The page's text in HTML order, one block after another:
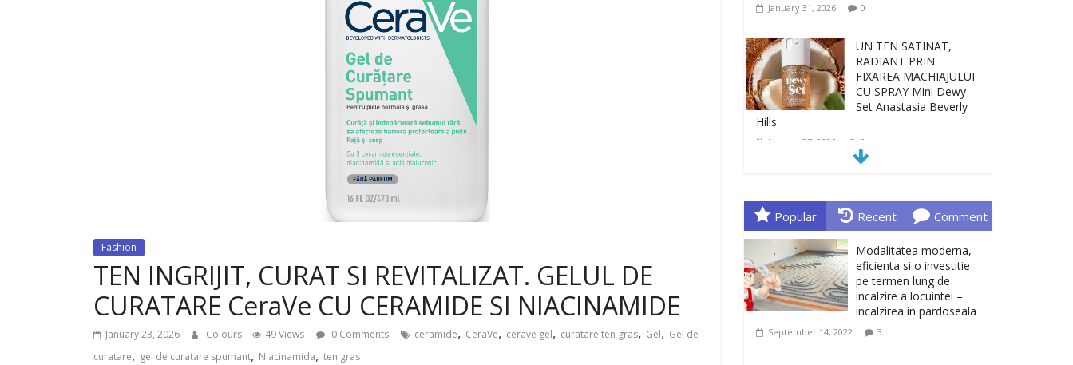
Fashion
TEN INGRIJIT, CURAT SI REVITALIZAT. GELUL DE
CURATARE CeraVe CU CERAMIDE SI NIACINAMIDE
January 23, 2026 Colours 49 Views 0 Comments ceramide, CeraVe, cerave gel, curatare ten gras, Gel, Gel de
curatare, gel de curatare spumant, Niacinamida, ten gras
January 31, 2026 0
UN TEN SATINAT,
RADIANT PRIN
FIXAREA MACHIAJULUI
CU SPRAY Mini Dewy
Set Anastasia Beverly
Hills
January 27, 2026 0
DE CURATARE CeraVe
CU CERAMIDE SI
January 23, 2026 0
Sa gasesti cadoul
potrivit este de multe
ori o provocare. Idei
Popular Recent Comment
Modalitatea moderna,
eficienta si o investitie
pe termen lung de
incalzire a locuintei –
incalzirea in pardoseala
September 14, 2022 3